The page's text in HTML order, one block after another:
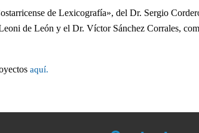
de Lexicografía», del Dr. Sergio
de León y el Dr. Víctor Sánchez Corrales,
aquí.